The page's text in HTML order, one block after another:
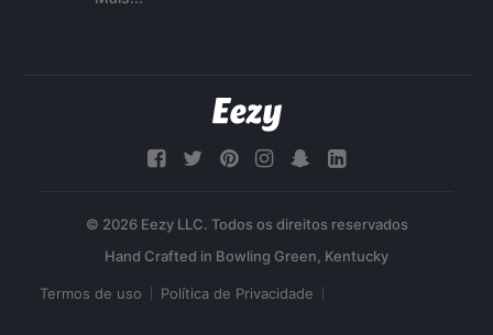
© 2026 Eezy LLC. Todos os direitos reservados
Termos de uso Política de Privacidade